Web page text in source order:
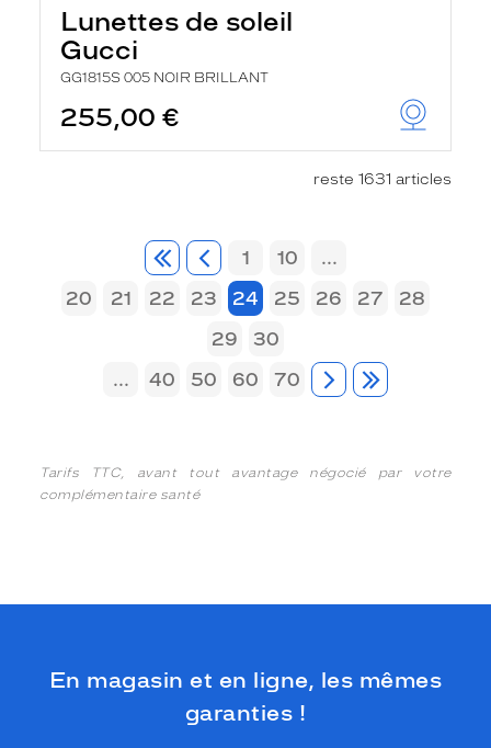
Lunettes de soleil
Gucci
GG1815S 005 NOIR BRILLANT
255,00 €
reste 1631 articles
1 10
...
20
21 22 23 24 25 26 27
28
29
30
...
40 50 60 70
Tarifs TTC, avant tout avantage négocié par votre
complémentaire santé
En magasin et en ligne, les mêmes
garanties !